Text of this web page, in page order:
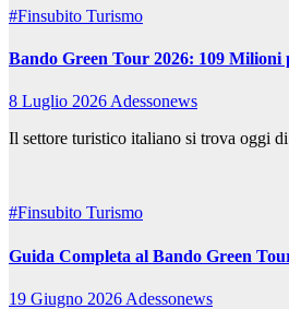
#Finsubito Turismo
Bando Green Tour 2026: 109 Milioni
8 Luglio 2026Adessonews
Il settore turistico italiano si trova oggi
#Finsubito Turismo
Guida Completa al Bando Green
19 Giugno 2026 Adessonews